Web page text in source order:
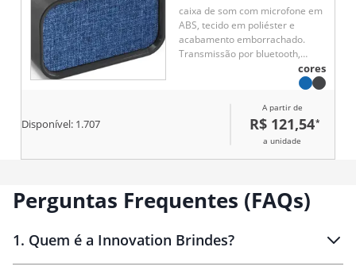
caixa de som com microfone em
ABS, tecido em poliéster e
acabamento emborrachado.
Transmissão por bluetooth,
ligação stereo 3,5 mm e leitor de
cartões TF. Potência de 3W/4O.
controle de volume, conexão à
playlist do dispositivo móvel e
rádio FM. Incluso cabo USB para
cores
Disponível: 1.707
A partir de
R$ 121,54*
a unidade
Perguntas Frequentes (FAQs)
1. Quem é a Innovation Brindes?